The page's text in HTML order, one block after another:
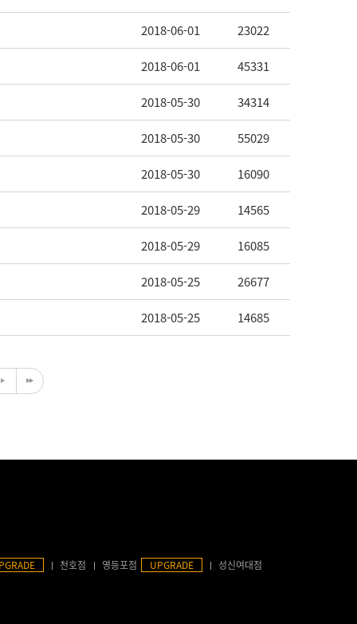
2018-06-01 23022
2018-06-01 45331
2018-05-30 34314
2018-05-30 55029
2018-05-30 16090
2018-05-29 14565
2018-05-29 16085
2018-05-25 26677
2018-05-25 14685
천호점 영등포점 UPGRADE 성신여대점